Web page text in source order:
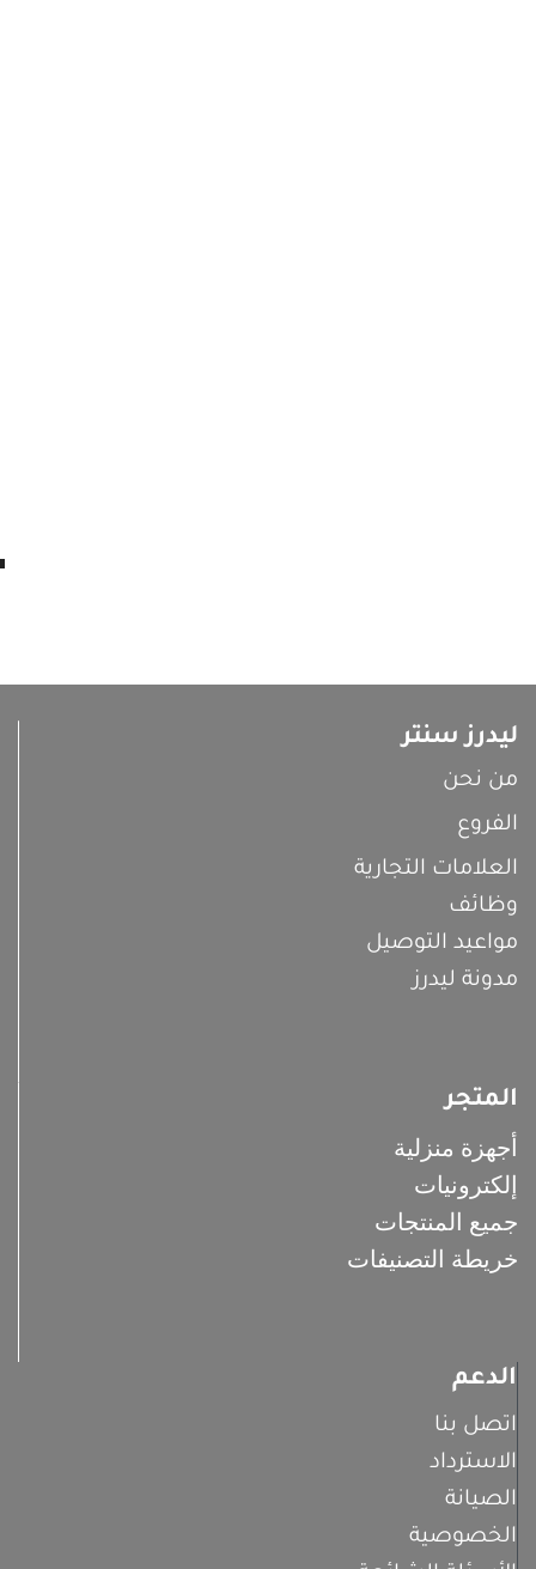
ليدرز سنتر
من نحن
الفروع
العلامات التجارية
وظائف
مواعيد التوصيل
مدونة ليدرز
المتجر
أجهزة منزلية
إلكترونيات
جميع المنتجات
خريطة التصنيفات
الدعم
اتصل بنا
الاسترداد
الصيانة
الخصوصية